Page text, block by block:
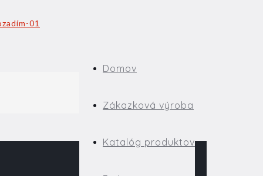
Domov
Zákazková výroba
Katalóg produktov